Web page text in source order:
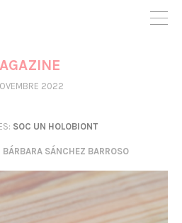
poder seguir endavant. Ara pots
lo.
2022
SOC UN HOLOBIONT
BÁRBARA SÁNCHEZ BARROSO